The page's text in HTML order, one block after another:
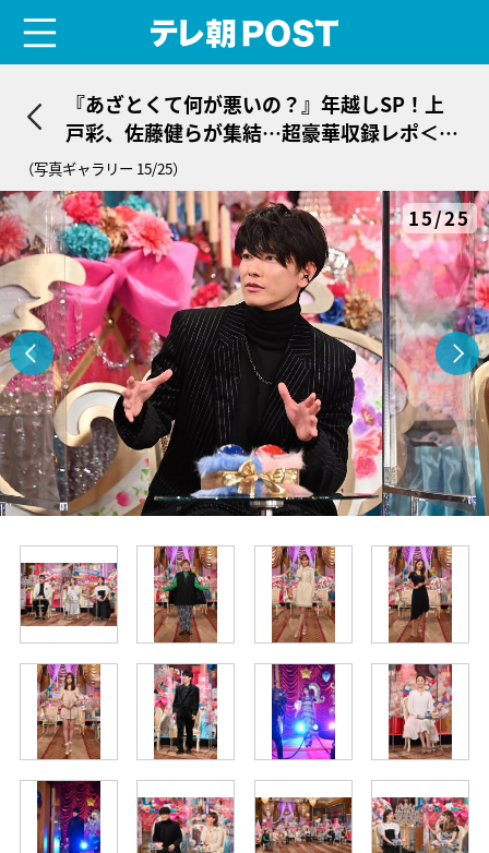
『あざとくて何が悪いの？』年越しSP！上
戸彩、佐藤健らが集結…超豪華収録レポ＜写
真25枚大公開＞
（写真ギャラリー 15/25）
15/25